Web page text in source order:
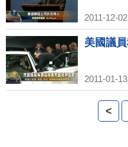
2011-12-
美國議
2011-01-
<